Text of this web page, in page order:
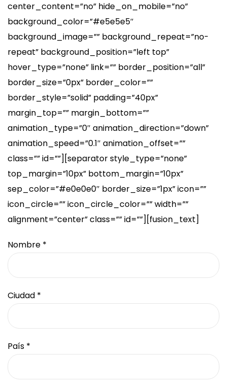
center_content=”no” hide_on_mobile=”no”
background_color=”#e5e5e5″
background_image=”” background_repeat=”no-
repeat” background_position=”left top”
hover_type=”none” link=”” border_position=”all”
border_size=”0px” border_color=””
border_style=”solid” padding=”40px”
margin_top=”” margin_bottom=””
animation_type=”0″ animation_direction=”down”
animation_speed=”0.1″ animation_offset=””
class=”” id=””][separator style_type=”none”
top_margin=”10px” bottom_margin=”10px”
sep_color=”#e0e0e0″ border_size=”1px” icon=””
icon_circle=”” icon_circle_color=”” width=””
alignment=”center” class=”” id=””][fusion_text]
Nombre *
Ciudad *
País *